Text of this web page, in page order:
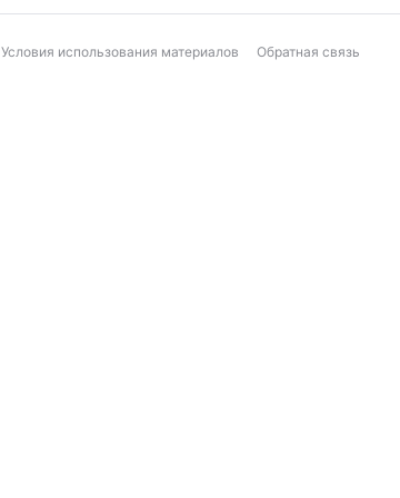
Условия использования материалов Обратная связь